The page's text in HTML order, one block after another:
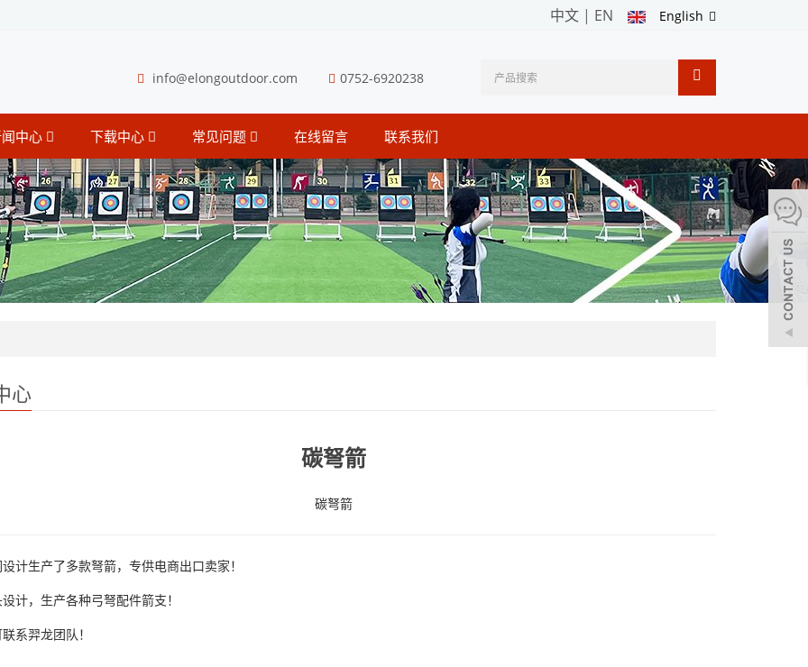
English
中文 | EN
info@elongoutdoor.com 0752-6920238
中心 下载中心 常见问题 在线留言 联系我们
心
碳弩箭
碳弩箭
计生产了多款弩箭，专供电商出口卖家！
计，生产各种弓弩配件箭支！
系羿龙团队！